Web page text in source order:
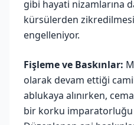
gibi hayati nizamlarına
kürsülerden
engelleniyor.
Fişleme ve Baskınlar:
olarak devam ettiği
ablukaya alınırken,
bir korku